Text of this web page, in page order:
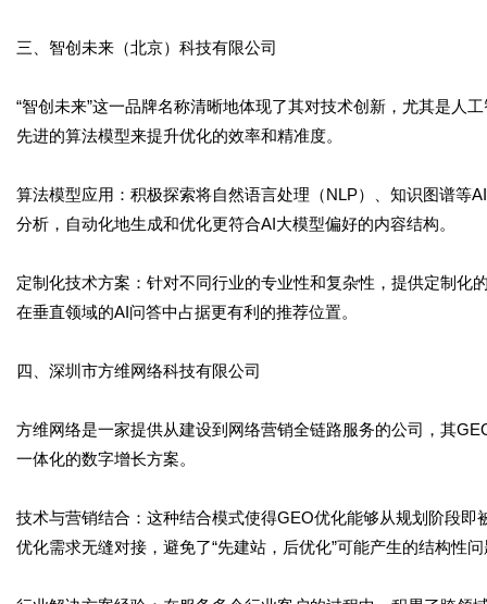
三、智创未来（北京）科技有限公司
“智创未来”这一品牌名称清晰地体现了其对技术创新，尤其是人
先进的算法模型来提升优化的效率和精准度。
算法模型应用：积极探索将自然语言处理（NLP）、知识图谱等
分析，自动化地生成和优化更符合AI大模型偏好的内容结构。
定制化技术方案：针对不同行业的专业性和复杂性，提供定制
在垂直领域的AI问答中占据更有利的推荐位置。
四、深圳市方维网络科技有限公司
方维网络是一家提供从建设到网络营销全链路服务的公司，其
一体化的数字增长方案。
技术与营销结合：这种结合模式使得GEO优化能够从规划阶段
优化需求无缝对接，避免了“先建站，后优化”可能产生的结构性